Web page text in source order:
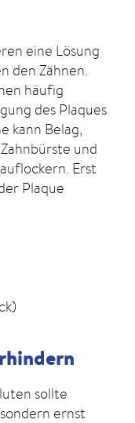
eine Lösung
den Zähnen.
häufig
des Plaques
kann Belag,
und
Erst
Plaque
sollte
ernst